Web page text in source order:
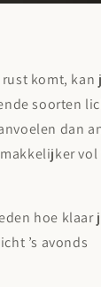
komt, kan
soorten
dan
vol
hoe klaar
’s avonds